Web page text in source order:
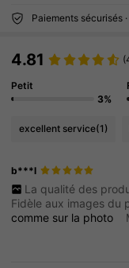
Paiements sécurisés
4.81
Petit
3%
excellent service(1)
b***l
La qualité des
Fidèle aux images du
comme sur la photo